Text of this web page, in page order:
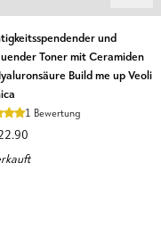
und
Toner mit Ceramiden
Build me up Veoli
1 Bewertung